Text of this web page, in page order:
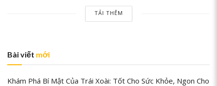
TẢI THÊM
Bài viết mới
Khám Phá Bí Mật Của Trái Xoài: Tốt Cho Sức Khỏe, Ngon Cho